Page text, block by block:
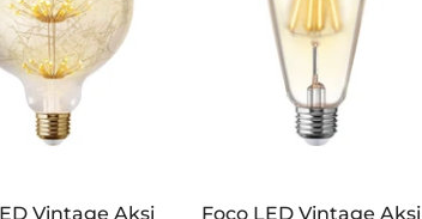
Vintage Aksi
Foco LED Vintage Aksi